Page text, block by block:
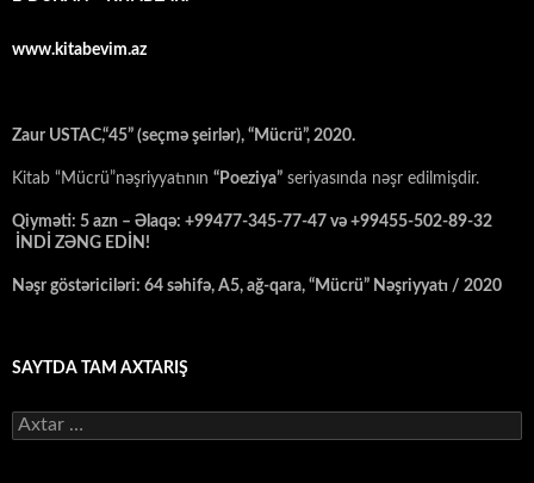
www.kitabevim.az
Zaur USTAC,“45” (seçmə şeirlər), “Mücrü”, 2020.
Kitab “Mücrü”nəşriyyatının “Poeziya” seriyasında nəşr edilmişdir.
Qiyməti: 5 azn – Əlaqə: +99477-345-77-47 və +99455-502-89-32
İNDİ ZƏNG EDİN!
Nəşr göstəriciləri: 64 səhifə, A5, ağ-qara, “Mücrü” Nəşriyyatı / 2020
SAYTDA TAM AXTARIŞ
Axtarış: